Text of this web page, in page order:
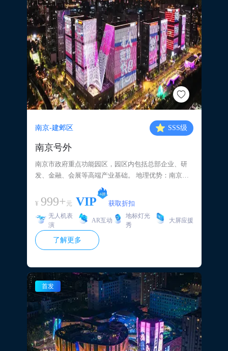
南京-建邺区 SSS级
南京号外
南京市政府重点功能园区，园区内包括总部企业、研
发、金融、会展等高端产业基础。 地理优势：南京重
要交通枢纽，城市快速路、主干道、绕城公路交汇
点，合肥、“芜湖、马鞍山进出南京主要通路建邺商务
区、”雨花区软件园通勤道路。 覆盖优势：2023年竣
工，由南京照明集团（前南京市路灯管理处）建管养
一体化运营，南京市景观亮化控平台，75万套各类LD
灯，声光电立体融合，设施完好率99%： 品牌优势：
¥ 999+元 VIP 获取折扣
无人机表
演
AR互动
地标灯光
秀
大屏应援
了解更多
首发